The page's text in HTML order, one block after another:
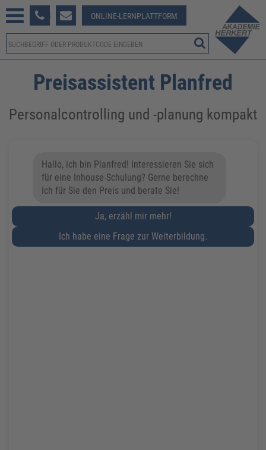
381-123 ONLINE-LERNPLATTFORM
Preisassistent Planfred
Personalcontrolling und -planung kompakt
Hallo, ich bin Planfred! Interessieren Sie sich
für eine Inhouse-Schulung? Gerne berechne
ich für Sie den Preis und berate Sie!
Ja, erzähl mir mehr!
Ich habe eine Frage zur Weiterbildung.